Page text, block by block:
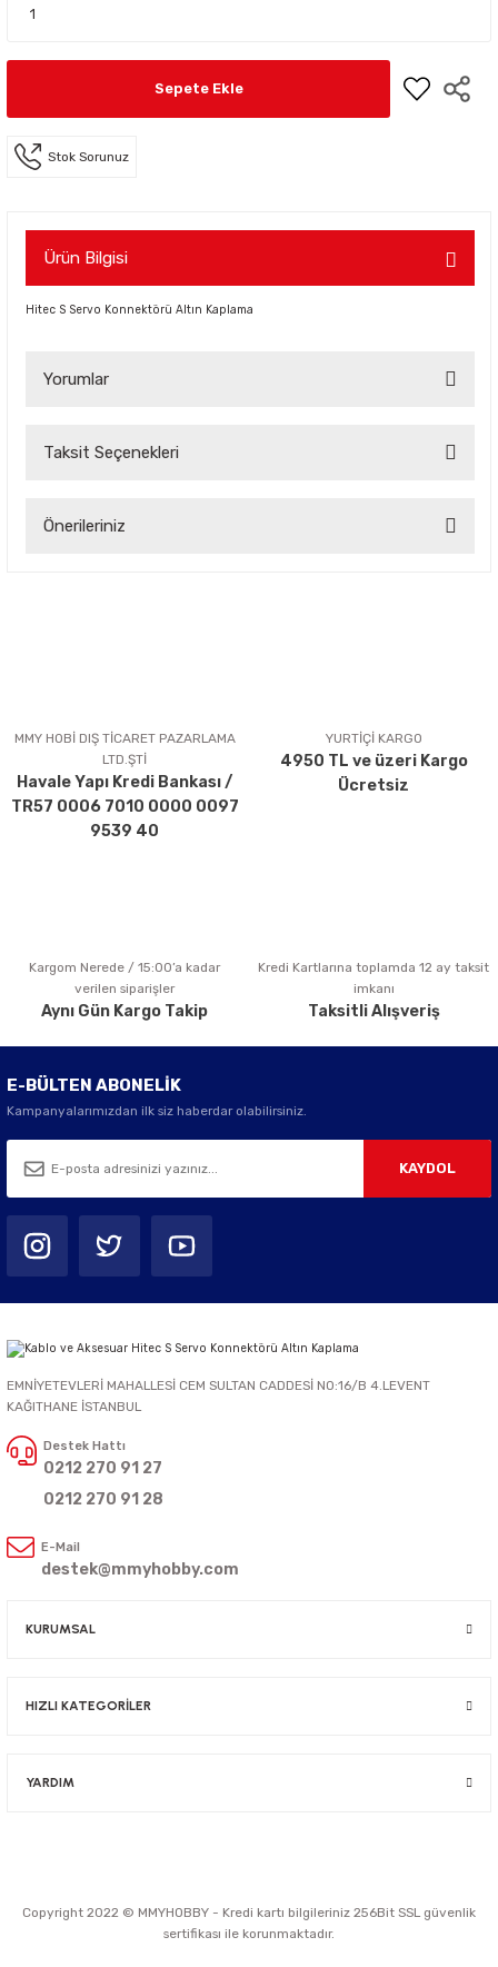
Sepete Ekle
Stok Sorunuz
Ürün Bilgisi
Hitec S Servo Konnektörü Altın Kaplama
Yorumlar
Taksit Seçenekleri
Önerileriniz
Ürün açıklamasında eksik bilgiler bulunuyor.
Ürün bilgilerinde hatalar bulunuyor.
Ürün fiyatı diğer sitelerden daha pahalı.
Bu ürüne benzer farklı alternatifler olmalı.
Gönder
MMY HOBİ DIŞ TİCARET PAZARLAMA
LTD.ŞTİ
Havale Yapı Kredi Bankası /
TR57 0006 7010 0000 0097
9539 40
YURTİÇİ KARGO
4950 TL ve üzeri Kargo
Ücretsiz
Kargom Nerede / 15:00’a kadar
verilen siparişler
Aynı Gün Kargo Takip
Kredi Kartlarına toplamda 12 ay taksit
imkanı
Taksitli Alışveriş
E-BÜLTEN ABONELİK
Kampanyalarımızdan ilk siz haberdar olabilirsiniz.
KAYDOL
EMNİYETEVLERİ MAHALLESİ CEM SULTAN CADDESİ NO:16/B 4.LEVENT
KAĞITHANE İSTANBUL
Destek Hattı
0212 270 91 27
0212 270 91 28
E-Mail
destek@mmyhobby.com
KURUMSAL
HIZLI KATEGORİLER
YARDIM
Copyright 2022 © MMYHOBBY - Kredi kartı bilgileriniz 256Bit SSL güvenlik
sertifikası ile korunmaktadır.